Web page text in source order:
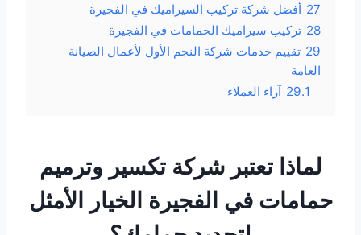
27 أفضل شركة تركيب السيراميك في الفجيرة
28 تركيب سيراميك الحمامات في الفجيرة
29 تقييم خدمات شركة النجم الأول لأعمال الصيانة
العامة
29.1 آراء العملاء
لماذا تعتبر شركة تكسير وترميم
حمامات في الفجيرة الخيار الأمثل